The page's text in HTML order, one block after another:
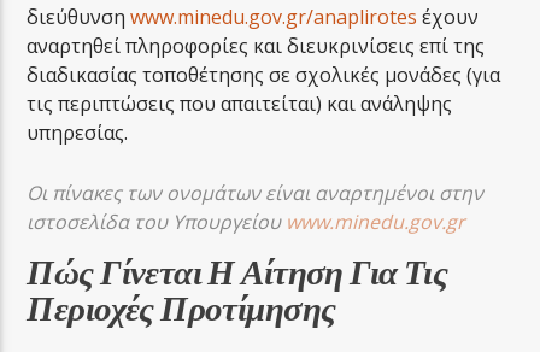
διεύθυνσηwww.minedu.gov.gr/anaplirotes έχουν
αναρτηθεί πληροφορίες και διευκρινίσεις επί της
διαδικασίας τοποθέτησης σε σχολικές μονάδες (για
τις περιπτώσεις που απαιτείται) και ανάληψης
υπηρεσίας.
Οι πίνακες των ονομάτων είναι αναρτημένοι στην
ιστοσελίδα του Υπουργείου www.minedu.gov.gr
Πώς Γίνεται Η Αίτηση Για Τις
Περιοχές Προτίμησης